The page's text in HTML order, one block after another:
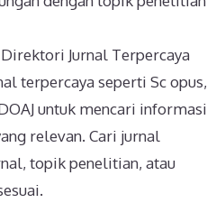
Jurnal Terpercaya
terpercaya seperti Sc opus,
untuk mencari informasi
relevan. Cari jurnal
topik penelitian, atau